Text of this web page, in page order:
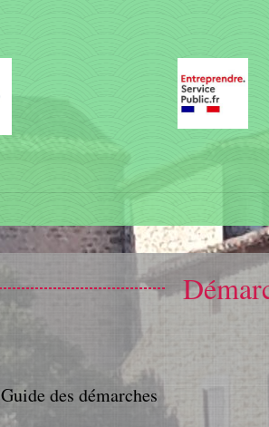
Guide des démarches